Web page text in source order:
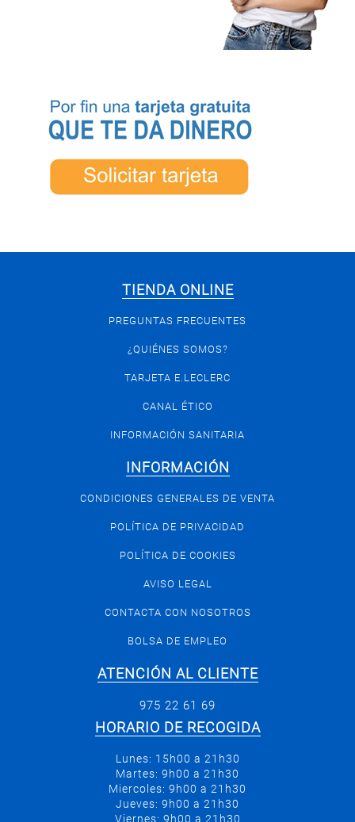
TIENDA ONLINE
PREGUNTAS FRECUENTES
¿QUIÉNES SOMOS?
TARJETA E.LECLERC
CANAL ÉTICO
INFORMACIÓN SANITARIA
INFORMACIÓN
CONDICIONES GENERALES DE VENTA
POLÍTICA DE PRIVACIDAD
POLÍTICA DE COOKIES
AVISO LEGAL
CONTACTA CON NOSOTROS
BOLSA DE EMPLEO
ATENCIÓN AL CLIENTE
975 22 61 69
HORARIO DE RECOGIDA
Lunes: 15h00 a 21h30
Martes: 9h00 a 21h30
Miercoles: 9h00 a 21h30
Jueves: 9h00 a 21h30
Viernes: 9h00 a 21h30